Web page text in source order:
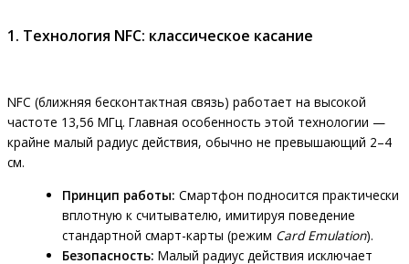
1. Технология NFC: классическое касание
NFC (ближняя бесконтактная связь) работает на высокой
частоте 13,56 МГц. Главная особенность этой технологии —
крайне малый радиус действия, обычно не превышающий 2–4
см.
Принцип работы: Смартфон подносится практически
вплотную к считывателю, имитируя поведение
стандартной смарт-карты (режим Card Emulation).
Безопасность: Малый радиус действия исключает